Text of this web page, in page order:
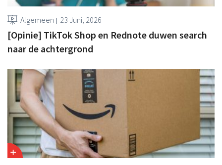
Algemeen 23 Juni, 2026
[Opinie] TikTok Shop en Rednote duwen search
naar de achtergrond